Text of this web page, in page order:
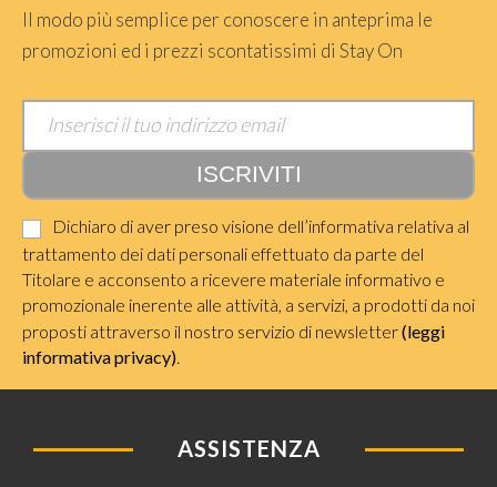
Il modo più semplice per conoscere in anteprima le
promozioni ed i prezzi scontatissimi di Stay On
Dichiaro di aver preso visione dell’informativa relativa al
trattamento dei dati personali effettuato da parte del
Titolare e acconsento a ricevere materiale informativo e
promozionale inerente alle attività, a servizi, a prodotti da noi
proposti attraverso il nostro servizio di newsletter(leggi
informativa privacy).
ASSISTENZA